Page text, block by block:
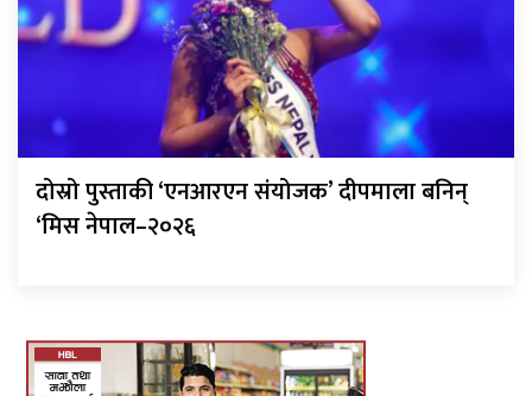
दोस्रो पुस्ताकी ‘एनआरएन संयोजक’ दीपमाला बनिन्
‘मिस नेपाल–२०२६